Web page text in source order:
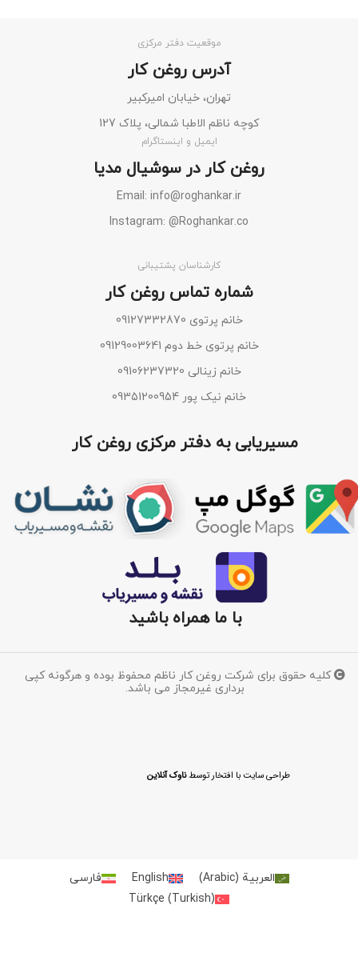
موقعیت دفتر مرکزی
آدرس روغن کار
تهران، خیابان امیرکبیر
کوچه ناظم الاطبا شمالی، پلاک 127
ایمیل و اینستاگرام
روغن کار در سوشیال مدیا
Email: info@roghankar.ir
Instagram: @Roghankar.co
کارشناسان پشتیبانی
شماره تماس روغن کار
خانم پرتوی 09127332870
خانم پرتوی خط دوم 09129003641
خانم زینالی 09106237320
خانم نیک پور 09351200954
مسیریابی به دفتر مرکزی روغن کار
با ما همراه باشید
کلیه حقوق برای شرکت روغن کار ناظم محفوظ بوده و هرگونه کپی
برداری غیرمجاز می باشد.
طراحی سایت با افتخار توسطناوک آنلاین
العربية (
Arabic
)
English
فارسی
Türkçe (Turkish)